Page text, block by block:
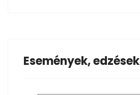
Események, edzések